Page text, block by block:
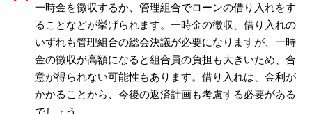
一時金を徴収するか、管理組合でローンの借り入れをす
ることなどが挙げられます。一時金の徴収、借り入れの
いずれも管理組合の総会決議が必要になりますが、一時
金の徴収が高額になると組合員の負担も大きいため、合
意が得られない可能性もあります。借り入れは、金利が
かかることから、今後の返済計画も考慮する必要がある
でしょう。